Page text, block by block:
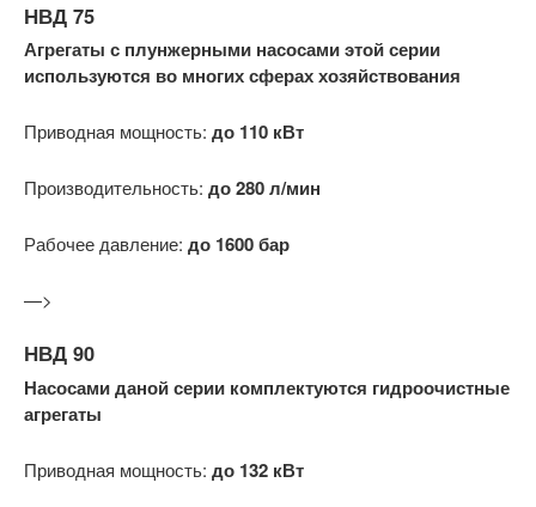
НВД 75
Агрегаты с плунжерными насосами этой серии
используются во многих сферах хозяйствования
Приводная мощность: до 110 кВт
Производительность: до 280 л/мин
Рабочее давление: до 1600 бар
—>
НВД 90
Насосами даной серии комплектуются гидроочистные
агрегаты
Приводная мощность: до 132 кВт